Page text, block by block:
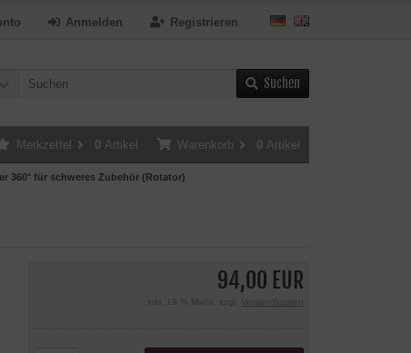
Registrieren
Anmelden
Suchen
Warenkorb 0 Artikel
Merkzettel 0 Artikel
360° für schweres Zubehör (Rotator)
94,00 EUR
inkl. 19 % MwSt. zzgl. Versandkosten